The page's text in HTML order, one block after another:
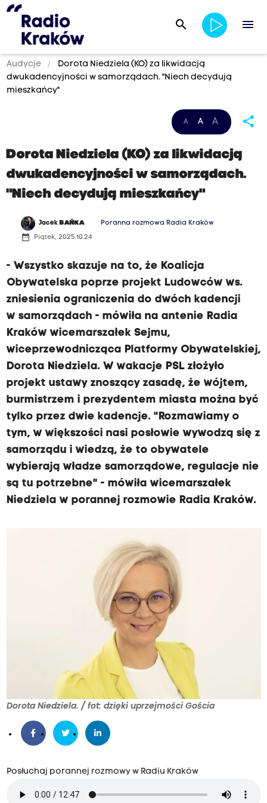
search menu
Audycje
Dorota Niedziela (KO) za likwidacją
dwukadencyjności w samorządach. "Niech decydują
mieszkańcy"
A A A share
Dorota Niedziela (KO) za likwidacją
dwukadencyjności w samorządach.
"Niech decydują mieszkańcy"
Jacek BAŃKA Poranna rozmowa Radia Kraków
date_range Piątek, 2025.10.24
- Wszystko skazuje na to, że Koalicja
Obywatelska poprze projekt Ludowców ws.
zniesienia ograniczenia do dwóch kadencji
w samorządach - mówiła na antenie Radia
Kraków wicemarszałek Sejmu,
wiceprzewodnicząca Platformy Obywatelskiej,
Dorota Niedziela. W wakacje PSL złożyło
projekt ustawy znoszący zasadę, że wójtem,
burmistrzem i prezydentem miasta można być
tylko przez dwie kadencje. "Rozmawiamy o
tym, w większości nasi posłowie wywodzą się z
samorządu i wiedzą, że to obywatele
wybierają władze samorządowe, regulacje nie
są tu potrzebne" - mówiła wicemarszałek
Niedziela w porannej rozmowie Radia Kraków.
Dorota Niedziela. / fot: dzięki uprzejmości Gościa
Posłuchaj porannej rozmowy w Radiu Kraków